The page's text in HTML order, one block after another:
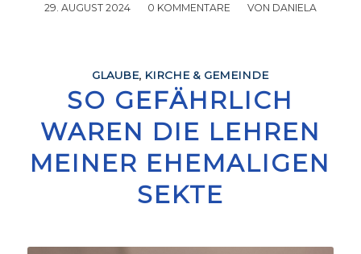
29. AUGUST 2024
/ 0 KOMMENTARE
/ VON DANIELA
GLAUBE, KIRCHE & GEMEINDE
SO GEFÄHRLICH
WAREN DIE LEHREN
MEINER EHEMALIGEN
SEKTE